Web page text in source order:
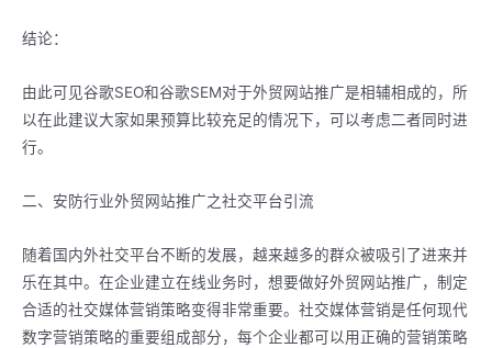
结论：
由此可见谷歌SEO和谷歌SEM对于外贸网站推广是相辅相成的，所
以在此建议大家如果预算比较充足的情况下，可以考虑二者同时进
行。
二、安防行业外贸网站推广之社交平台引流
随着国内外社交平台不断的发展，越来越多的群众被吸引了进来并
乐在其中。在企业建立在线业务时，想要做好外贸网站推广，制定
合适的社交媒体营销策略变得非常重要。社交媒体营销是任何现代
数字营销策略的重要组成部分，每个企业都可以用正确的营销策略